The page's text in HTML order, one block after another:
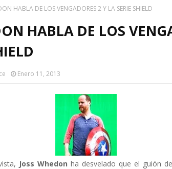
HABLA DE LOS VENGADORES 2 Y LA SERIE SHIELD
HABLA DE LOS
Enero 11, 2013
Joss Whedon ha desvelado que el guión de